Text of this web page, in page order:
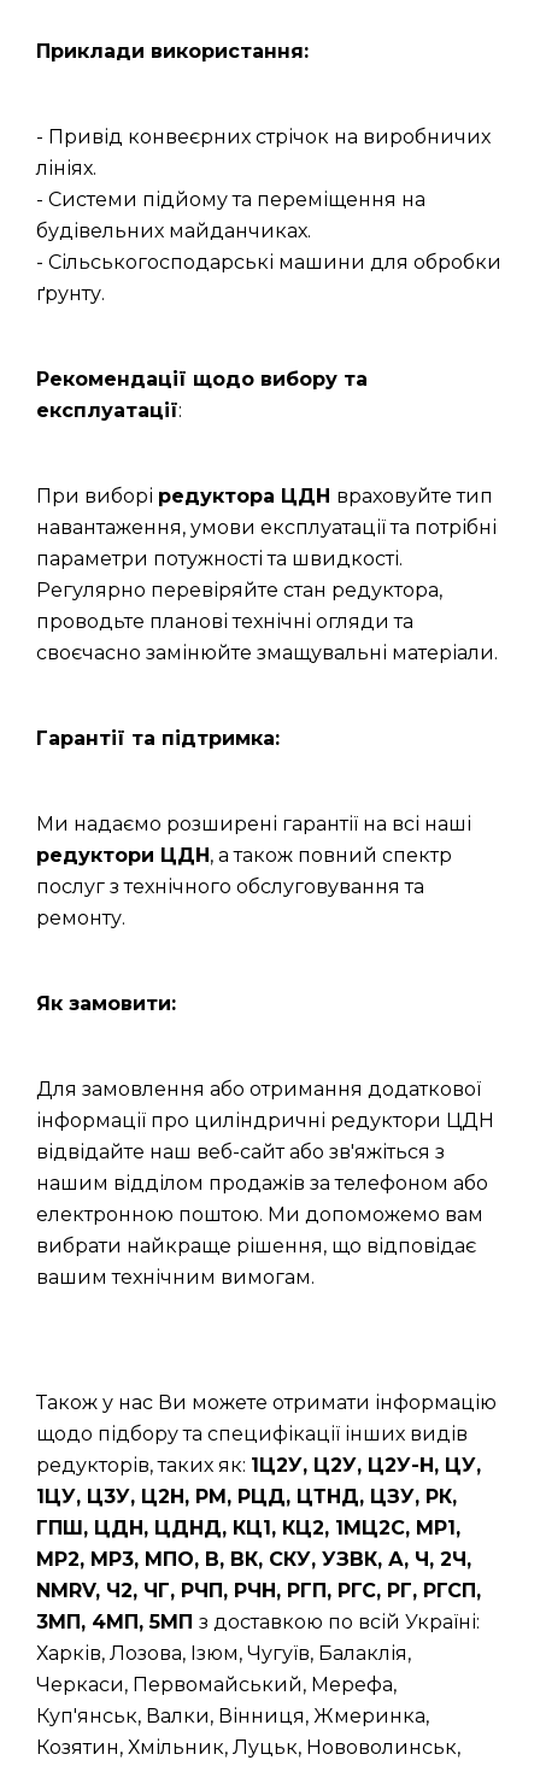
Приклади використання:
- Привід конвеєрних стрічок на виробничих
лініях.
- Системи підйому та переміщення на
будівельних майданчиках.
- Сільськогосподарські машини для обробки
ґрунту.
Рекомендації щодо вибору та
експлуатації:
При виборі редуктора ЦДН враховуйте тип
навантаження, умови експлуатації та потрібні
параметри потужності та швидкості.
Регулярно перевіряйте стан редуктора,
проводьте планові технічні огляди та
своєчасно замінюйте змащувальні матеріали.
Гарантії та підтримка:
Ми надаємо розширені гарантії на всі наші
редуктори ЦДН, а також повний спектр
послуг з технічного обслуговування та
ремонту.
Як замовити:
Для замовлення або отримання додаткової
інформації про циліндричні редуктори ЦДН
відвідайте наш веб-сайт або зв'яжіться з
нашим відділом продажів за телефоном або
електронною поштою. Ми допоможемо вам
вибрати найкраще рішення, що відповідає
вашим технічним вимогам.
Також у нас Ви можете отримати інформацію
щодо підбору та специфікації інших видів
редукторів, таких як: 1Ц2У, Ц2У, Ц2У-Н, ЦУ,
1ЦУ, Ц3У, Ц2Н, РМ, РЦД, ЦТНД, ЦЗУ, РК,
ГПШ, ЦДН, ЦДНД, КЦ1, КЦ2, 1МЦ2С, МР1,
МР2, МР3, МПО, В, ВК, СКУ, УЗВК, А, Ч, 2Ч,
NMRV, Ч2, ЧГ, РЧП, РЧН, РГП, РГС, РГ, РГСП,
3МП, 4МП, 5МП з доставкою по всій Україні:
Харків, Лозова, Ізюм, Чугуїв, Балаклія,
Черкаси, Первомайський, Мерефа,
Куп'янськ, Валки, Вінниця, Жмеринка,
Козятин, Хмільник, Луцьк, Нововолинськ,